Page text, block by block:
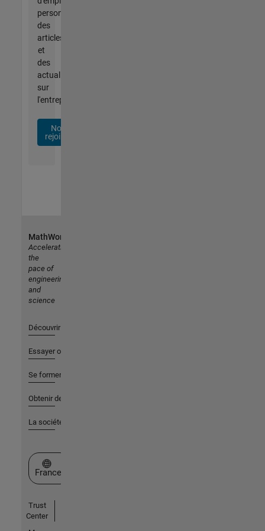
personnalisées,
des
articles
et
des
actualités
sur
l'entreprise.
Nous
rejoindre
MathWorks
Accelerating
the
pace of
engineering
and
science
Découvrir les produits
Essayer ou acheter
Se former
Obtenir de l'aide
La société
Sélectionner un site web
France
Trust
Center